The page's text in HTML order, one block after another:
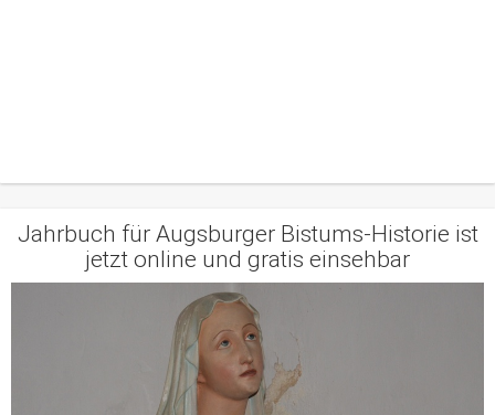
Jahrbuch für Augsburger Bistums-Historie ist
jetzt online und gratis einsehbar